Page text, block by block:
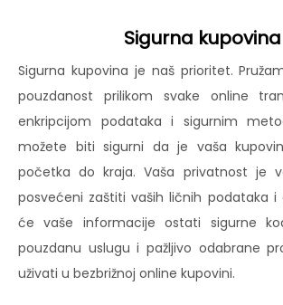
Sigurna kupovina
Sigurna kupovina je naš prioritet.
pouzdanost prilikom svake online
enkripcijom podataka i sigurnim
možete biti sigurni da je vaša
početka do kraja. Vaša privatnost je
posvećeni zaštiti vaših ličnih podataka
će vaše informacije ostati sigurne
pouzdanu uslugu i pažljivo odabrane
uživati u bezbrižnoj online kupovini.